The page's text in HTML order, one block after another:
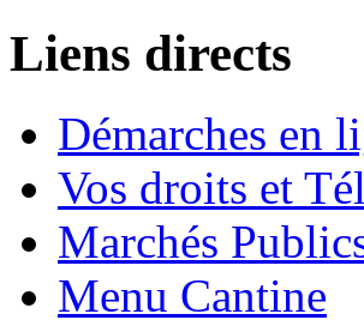
Liens directs
Démarches en
Vos droits et
Marchés
Menu Cantine